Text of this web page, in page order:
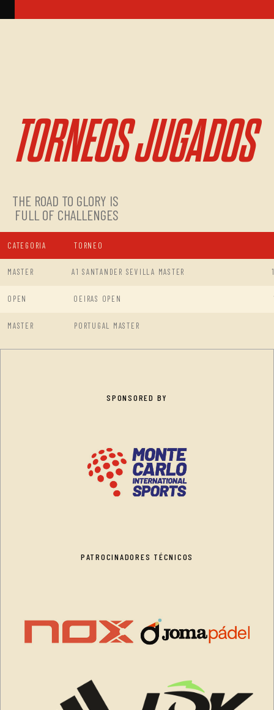
TORNEOS JUGADOS
THE ROAD TO GLORY IS
FULL OF CHALLENGES
CATEGORIA TORNEO
MASTER A1 SANTANDER SEVILLA MASTER
OPEN OEIRAS OPEN
MASTER PORTUGAL MASTER
SPONSORED BY
PATROCINADORES TÉCNICOS